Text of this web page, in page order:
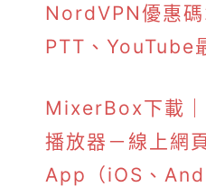
NordVPN優惠
PTT、YouTube
MixerBox下載
播放器－線上網
App（iOS、